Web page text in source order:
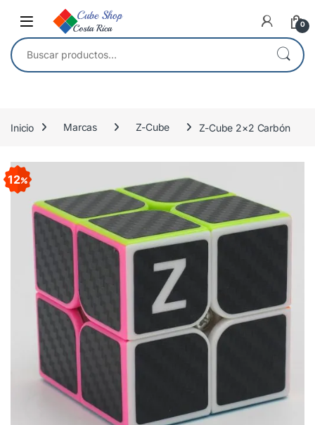
Skip to navigation
Skip to content
0
Buscar por:
Inicio Marcas Z-Cube Z-Cube 2×2 Carbón
12